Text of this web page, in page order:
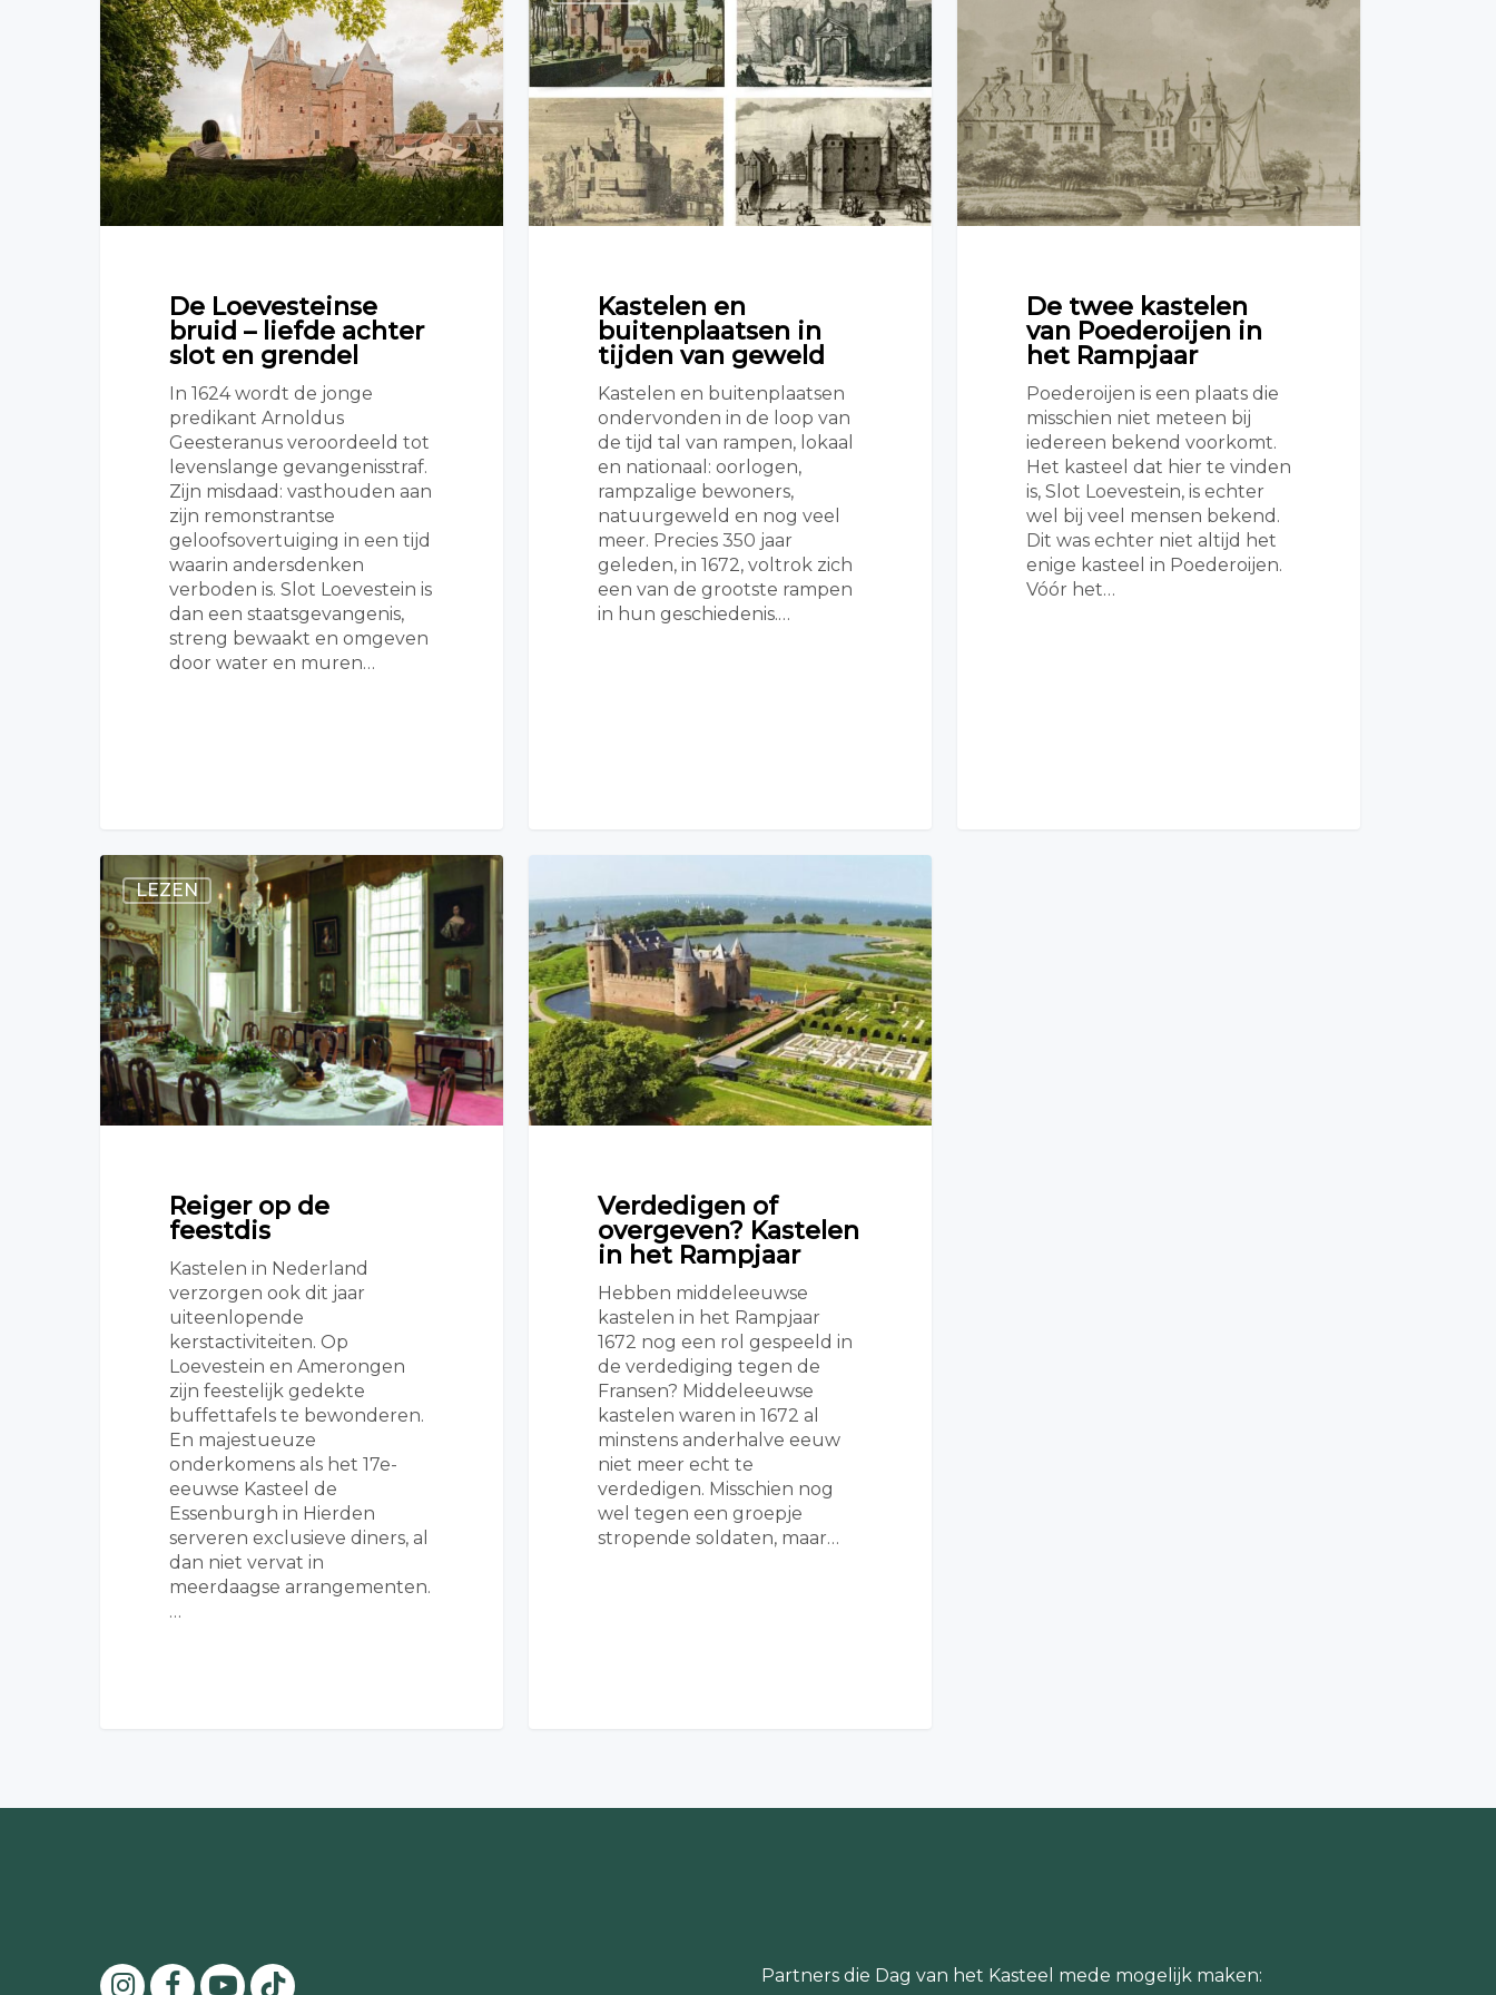
De Loevesteinse
bruid – liefde achter
slot en grendel
In 1624 wordt de jonge
predikant Arnoldus
Geesteranus veroordeeld tot
levenslange gevangenisstraf.
Zijn misdaad: vasthouden aan
zijn remonstrantse
geloofsovertuiging in een tijd
waarin andersdenken
verboden is. Slot Loevestein is
dan een staatsgevangenis,
streng bewaakt en omgeven
door water en muren…
Kastelen en
buitenplaatsen in
tijden van geweld
Kastelen en buitenplaatsen
ondervonden in de loop van
de tijd tal van rampen, lokaal
en nationaal: oorlogen,
rampzalige bewoners,
natuurgeweld en nog veel
meer. Precies 350 jaar
geleden, in 1672, voltrok zich
een van de grootste rampen
in hun geschiedenis.…
De twee kastelen
van Poederoijen in
het Rampjaar
Poederoijen is een plaats die
misschien niet meteen bij
iedereen bekend voorkomt.
Het kasteel dat hier te vinden
is, Slot Loevestein, is echter
wel bij veel mensen bekend.
Dit was echter niet altijd het
enige kasteel in Poederoijen.
Vóór het…
LEZEN
Reiger op de
feestdis
Kastelen in Nederland
verzorgen ook dit jaar
uiteenlopende
kerstactiviteiten. Op
Loevestein en Amerongen
zijn feestelijk gedekte
buffettafels te bewonderen.
En majestueuze
onderkomens als het 17e-
eeuwse Kasteel de
Essenburgh in Hierden
serveren exclusieve diners, al
dan niet vervat in
meerdaagse arrangementen.
…
Verdedigen of
overgeven? Kastelen
in het Rampjaar
Hebben middeleeuwse
kastelen in het Rampjaar
1672 nog een rol gespeeld in
de verdediging tegen de
Fransen? Middeleeuwse
kastelen waren in 1672 al
minstens anderhalve eeuw
niet meer echt te
verdedigen. Misschien nog
wel tegen een groepje
stropende soldaten, maar…
Partners die Dag van het Kasteel mede mogelijk maken: